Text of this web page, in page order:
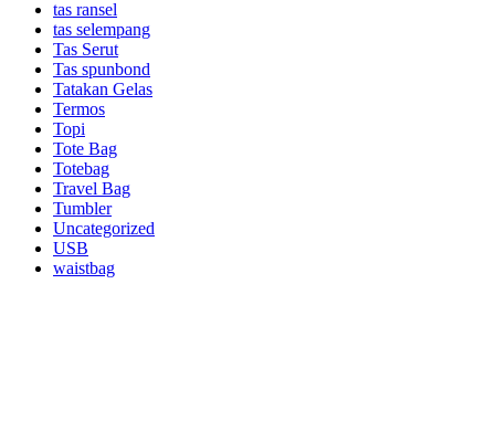
tas ransel
tas selempang
Tas Serut
Tas spunbond
Tatakan Gelas
Termos
Topi
Tote Bag
Totebag
Travel Bag
Tumbler
Uncategorized
USB
waistbag